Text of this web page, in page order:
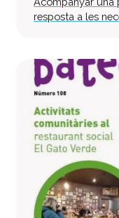
resposta a les